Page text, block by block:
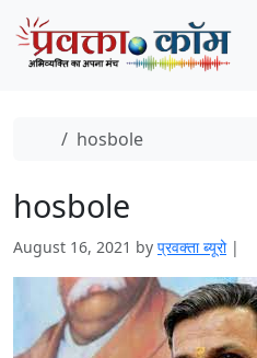
Skip to content
Skip to footer
Home
hosbole
hosbole
August 16, 2021 by प्रवक्‍ता ब्यूरो |